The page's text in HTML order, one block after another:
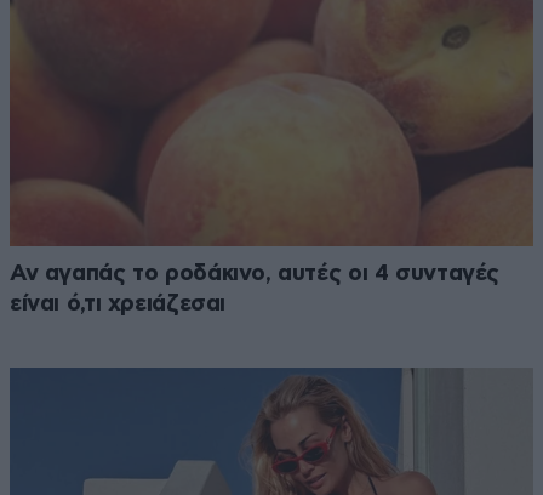
Αν αγαπάς το ροδάκινο, αυτές οι 4 συνταγές
είναι ό,τι χρειάζεσαι